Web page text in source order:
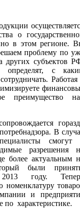
о
в этом регионе.
проблему по
других субъектов
определят, с
Работая
преимущество
В
смогут
разрешения
более актуальным
были
году.
номенклатуру
и
по характеристике.